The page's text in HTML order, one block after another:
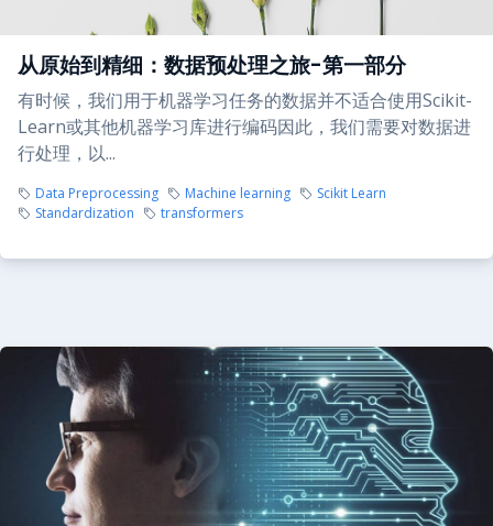
从原始到精细：数据预处理之旅-第一部分
有时候，我们用于机器学习任务的数据并不适合使用Scikit-
Learn或其他机器学习库进行编码因此，我们需要对数据进
行处理，以...
Data Preprocessing Machine learning
Scikit Learn
Standardization
transformers